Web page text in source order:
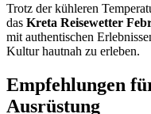
Trotz der kühleren
das Kreta Reisewetter
mit authentischen
Kultur hautnah zu erleben.
Empfehlungen
Ausrüstung